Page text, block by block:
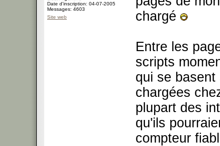
Date d'inscription: 04-07-2005
Messages: 4603
Site web
chargé
Entre les
scripts
qui se
chargées
plupart des
qu'ils
compteur